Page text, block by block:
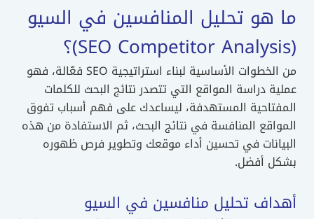
ما هو تحليل المنافسين في السيو
(SEO Competitor Analysis)؟
من الخطوات الأساسية لبناء استراتيجية SEO فعّالة، فهو
عملية دراسة المواقع التي تتصدر نتائج البحث للكلمات
المفتاحية المستهدفة، ليساعدك على فهم أسباب تفوق
المواقع المنافسة في نتائج البحث، ثم الاستفادة من هذه
البيانات في تحسين أداء موقعك وتطوير فرص ظهوره
بشكل أفضل.
أهداف تحليل منافسين في السيو